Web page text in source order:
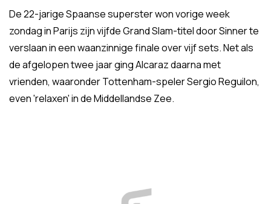
De 22-jarige Spaanse superster won vorige week
zondag in Parijs zijn vijfde Grand Slam-titel door Sinner te
verslaan in een waanzinnige finale over vijf sets. Net als
de afgelopen twee jaar ging Alcaraz daarna met
vrienden, waaronder Tottenham-speler Sergio Reguilon,
even 'relaxen' in de Middellandse Zee.